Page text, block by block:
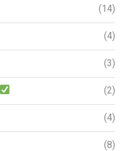
(14)
(4)
(3)
(2)
(4)
(8)